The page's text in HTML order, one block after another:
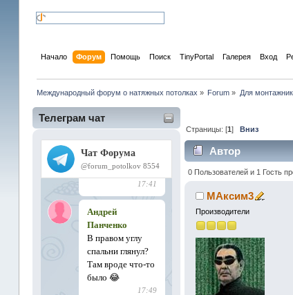
Начало Форум Помощь Поиск TinyPortal Галерея Вход
Международный форум о натяжных потолках » Forum » Для
Телеграм чат
Страницы: [1]Вниз
Автор
0 Пользователей и 1 Гость
МАксим3
Производители